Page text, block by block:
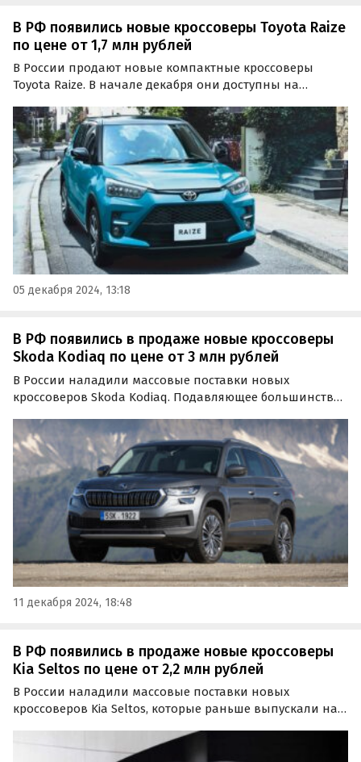
В РФ появились новые кроссоверы Toyota Raize
по цене от 1,7 млн рублей
В России продают новые компактные кроссоверы
Toyota Raize. В начале декабря они доступны на
на них на одном из таких сайтов сейчас стартуют от 1
731 000 рублей, пишут «Автоновости дня».
05 декабря 2024, 13:18
В РФ появились в продаже новые кроссоверы
Skoda Kodiaq по цене от 3 млн рублей
В России наладили массовые поставки новых
кроссоверов Skoda Kodiaq. Подавляющее большинство
одном из классифайдов сейчас стартуют от 2 950 000
рублей, пишут «Автоновости дня».
11 декабря 2024, 18:48
В РФ появились в продаже новые кроссоверы
Kia Seltos по цене от 2,2 млн рублей
В России наладили массовые поставки новых
кроссоверов Kia Seltos, которые раньше выпускали на
классифайдах в декабре стартуют от 2 190 000 рублей,